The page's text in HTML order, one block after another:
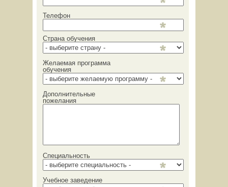
Телефон
Страна обучения
Желаемая программа
обучения
Дополнительные
пожелания
Специальность
Учебное заведение